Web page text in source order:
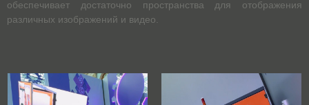
обеспечивает достаточно пространства для отображения
различных изображений и видео.